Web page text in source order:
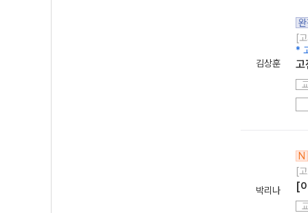
김상훈
[
*
고
박리나
N
[
[